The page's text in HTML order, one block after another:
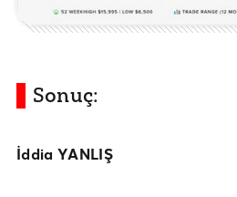
Sonuç:
İddia YANLIŞ